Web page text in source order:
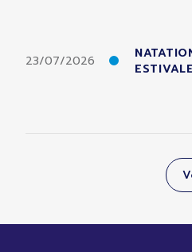
23/07/2026
ESTIVALE